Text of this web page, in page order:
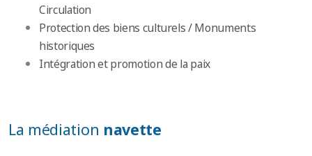
Circulation
Protection des biens culturels / Monuments
historiques
Intégration et promotion de la paix
La médiation navette